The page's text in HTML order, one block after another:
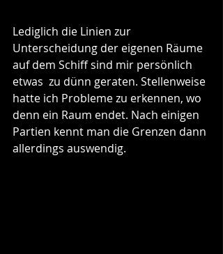
Lediglich die Linien zur
Unterscheidung der eigenen Räume
auf dem Schiff sind mir persönlich
etwas  zu dünn geraten. Stellenweise
hatte ich Probleme zu erkennen, wo
denn ein Raum endet. Nach einigen
Partien kennt man die Grenzen dann
allerdings auswendig.